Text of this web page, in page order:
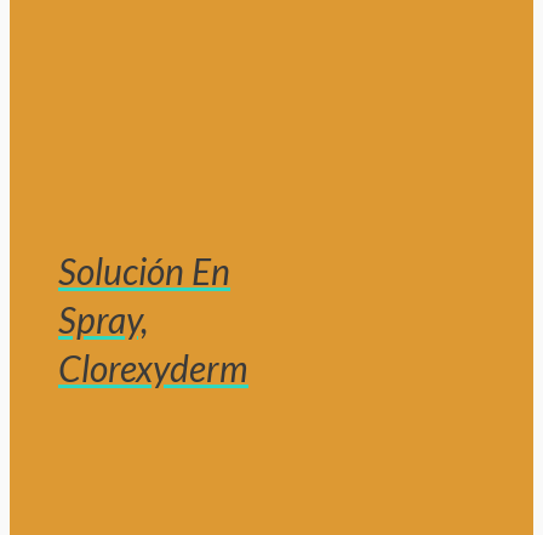
Solución En
Spray,
Clorexyderm